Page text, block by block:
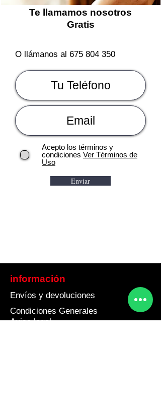
Te llamamos nosotros
Gratis
O llámanos al 675 804 350
Acepto los términos y
condiciones Ver Términos de
Uso
Enviar
información
Envíos y devoluciones
Condiciones Generales
Aviso legal